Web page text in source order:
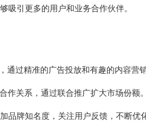
吸引更多的用户和业务合作伙伴。
过精准的广告投放和有趣的内容营
关系，通过联合推广扩大市场份额。
牌知名度，关注用户反馈，不断优